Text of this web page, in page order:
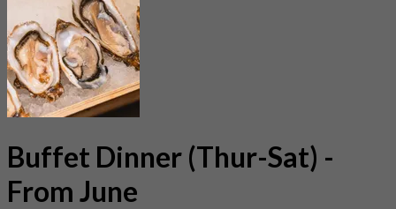
Buffet Dinner (Thur-Sat) -
From June